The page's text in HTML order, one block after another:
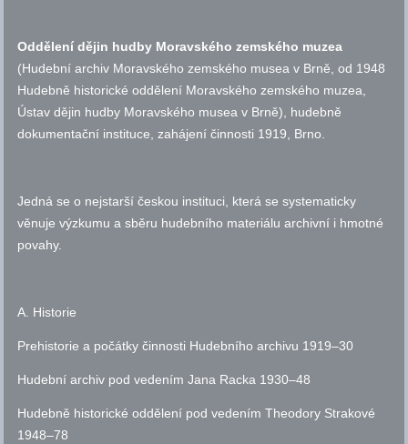
Oddělení dějin hudby Moravského zemského muzea
(Hudební archiv Moravského zemského musea v Brně, od 1948
Hudebně historické oddělení Moravského zemského muzea,
Ústav dějin hudby Moravského musea v Brně), hudebně
dokumentační instituce, zahájení činnosti 1919, Brno.
Jedná se o nejstarší českou instituci, která se systematicky
věnuje výzkumu a sběru hudebního materiálu archivní i hmotné
povahy.
A. Historie
Prehistorie a počátky činnosti Hudebního archivu 1919–30
Hudební archiv pod vedením Jana Racka 1930–48
Hudebně historické oddělení pod vedením Theodory Strakové
1948–78